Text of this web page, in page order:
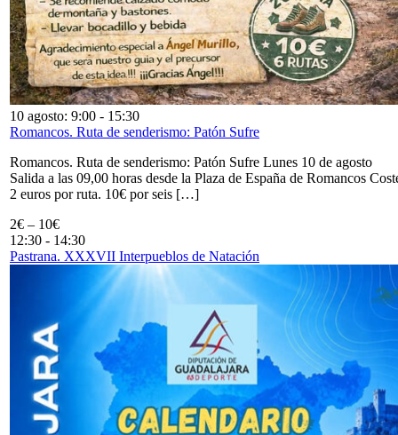
10 agosto: 9:00 - 15:30
Romancos. Ruta de senderismo: Patón Sufre
Romancos. Ruta de senderismo: Patón Sufre Lunes 10 de agosto
Salida a las 09,00 horas desde la Plaza de España de Romancos
2 euros por ruta. 10€ por seis […]
2€ – 10€
12:30 - 14:30
Pastrana. XXXVII Interpueblos de Natación